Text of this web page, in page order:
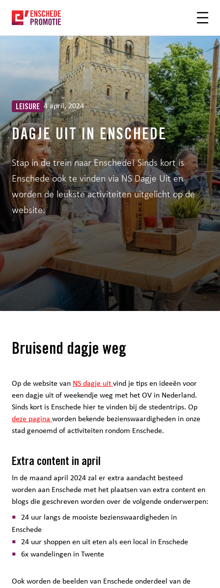
LEISURE 4 april, 2024
DAGJE UIT IN ENSCHEDE
Stap in de trein naar Enschede! Sinds kort is
Enschede ook te vinden via NS Dagje Uit en
worden de leukste activiteiten uitgelicht op de
website.
Bruisend dagje weg
Op de website van NS dagje uit vind je tips en ideeën voor
een dagje uit of weekendje weg met het OV in Nederland.
Sinds kort is Enschede hier te vinden bij de stedentrips. Op
deze pagina worden bekende bezienswaardigheden in onze
stad genoemd of activiteiten rondom Enschede.
Extra content in april
In de maand april 2024 zal er extra aandacht besteed
worden aan Enschede met het plaatsen van extra content en
blogs die geschreven worden over de volgende onderwerpen:
24 uur langs de mooiste bezienswaardigheden in
Enschede
24 uur shoppen en uit eten als een local in Enschede
6x wandelingen in Twente
Ook worden de beelden van Enschede onderdeel van de